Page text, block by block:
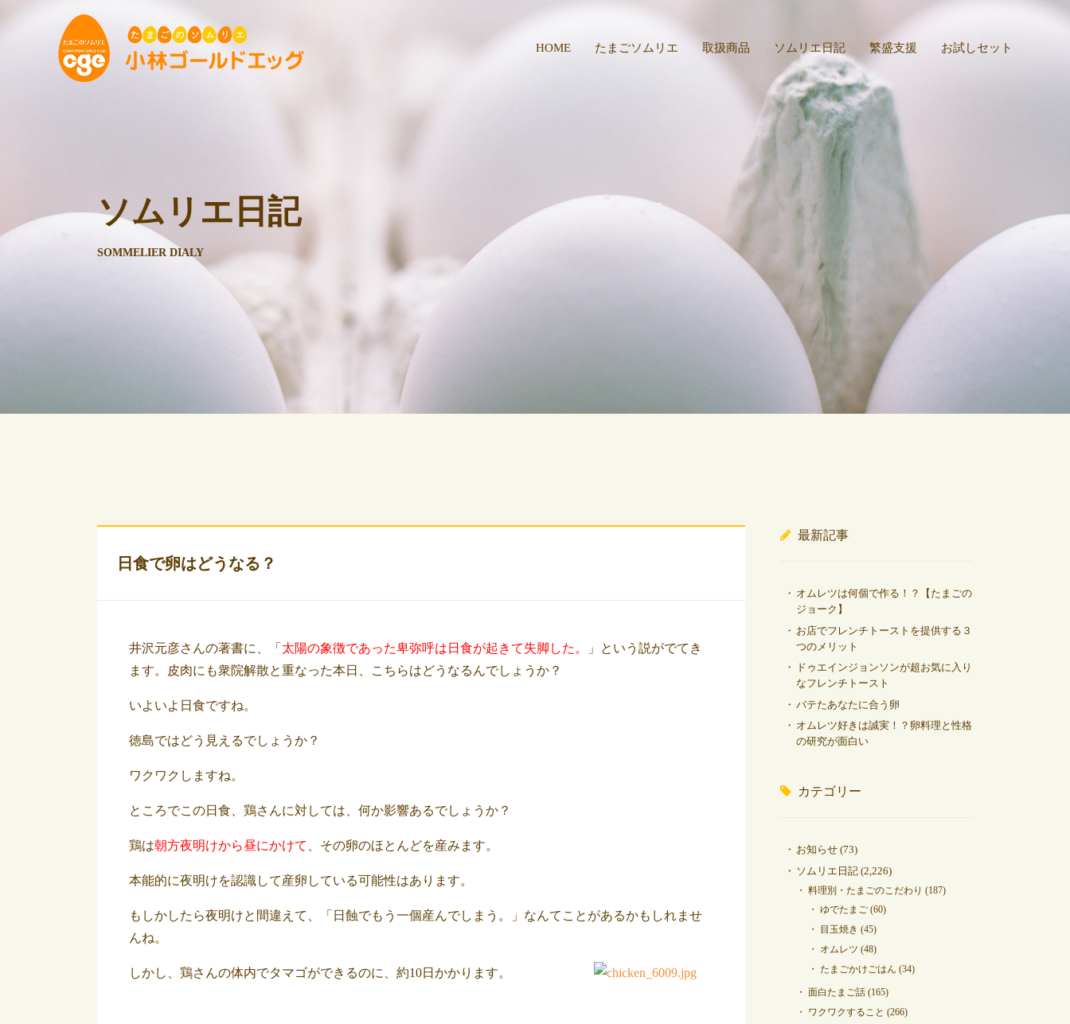
HOME たまごソムリエ 取扱商品 ソムリエ日記 繁盛支援 お試しセット
ソムリエ日記
SOMMELIER DIALY
日食で卵はどうなる？
井沢元彦さんの著書に、「 太陽の象徴であった卑弥呼は日食が起きて失脚した。
」という説がでてき
ます。皮肉にも衆院解散と重なった本日、こちらはどうなるんでしょうか？
いよいよ日食ですね。
徳島ではどう見えるでしょうか？
ワクワクしますね。
ところでこの日食、鶏さんに対しては、何か影響あるでしょうか？
鶏は朝方夜明けから昼にかけて 、その卵のほとんどを産みます。
本能的に夜明けを認識して産卵している可能性はあります。
もしかしたら夜明けと間違えて、「日蝕でもう一個産んでしまう。」なんてことがあるかもしれませ
んね。
しかし、鶏さんの体内でタマゴができるのに、約10日かかります。
最新記事
オムレツは何個で作る！？【たまごの
ジョーク】
お店でフレンチトーストを提供する３
つのメリット
ドゥエインジョンソンが超お気に入り
なフレンチトースト
バテたあなたに合う卵
オムレツ好きは誠実！？卵料理と性格
の研究が面白い
カテゴリー
お知らせ (73)
ソムリエ日記 (2,226)
料理別・たまごのこだわり (187)
ゆでたまご (60)
目玉焼き (45)
オムレツ (48)
たまごかけごはん (34)
面白たまご話 (165)
ワクワクすること (266)